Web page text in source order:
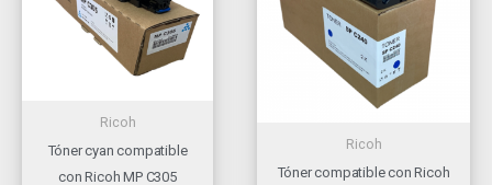
Ricoh
Tóner cyan compatible
con Ricoh MP C305
Ricoh
Tóner compatible con Ricoh